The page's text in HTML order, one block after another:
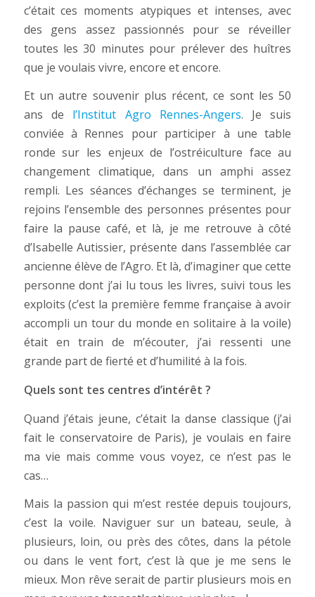
c’était ces moments atypiques et intenses, avec
des gens assez passionnés pour se réveiller
toutes les 30 minutes pour prélever des huîtres
que je voulais vivre, encore et encore.
Et un autre souvenir plus récent, ce sont les 50
ans de l’Institut Agro Rennes-Angers. Je suis
conviée à Rennes pour participer à une table
ronde sur les enjeux de l’ostréiculture face au
changement climatique, dans un amphi assez
rempli. Les séances d’échanges se terminent, je
rejoins l’ensemble des personnes présentes pour
faire la pause café, et là, je me retrouve à côté
d’Isabelle Autissier, présente dans l’assemblée car
ancienne élève de l’Agro. Et là, d’imaginer que cette
personne dont j’ai lu tous les livres, suivi tous les
exploits (c’est la première femme française à avoir
accompli un tour du monde en solitaire à la voile)
était en train de m’écouter, j’ai ressenti une
grande part de fierté et d’humilité à la fois.
Quels sont tes centres d’intérêt ?
Quand j’étais jeune, c’était la danse classique (j’ai
fait le conservatoire de Paris), je voulais en faire
ma vie mais comme vous voyez, ce n’est pas le
cas…
Mais la passion qui m’est restée depuis toujours,
c’est la voile. Naviguer sur un bateau, seule, à
plusieurs, loin, ou près des côtes, dans la pétole
ou dans le vent fort, c’est là que je me sens le
mieux. Mon rêve serait de partir plusieurs mois en